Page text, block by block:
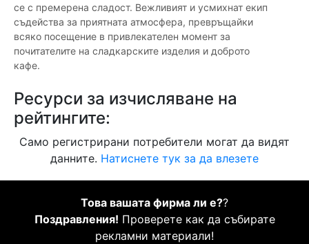
се с премерена сладост. Вежливият и усмихнат екип
съдейства за приятната атмосфера, превръщайки
всяко посещение в привлекателен момент за
почитателите на сладкарските изделия и доброто
кафе.
Ресурси за изчисляване на
рейтингите:
Само регистрирани потребители могат да видят
данните. Натиснете тук за да влезете
Това вашата фирма ли е??
Поздравления! Проверете как да събирате
рекламни материали!